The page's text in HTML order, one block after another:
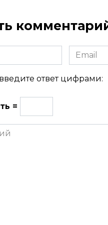
Email
ответ цифрами:
=